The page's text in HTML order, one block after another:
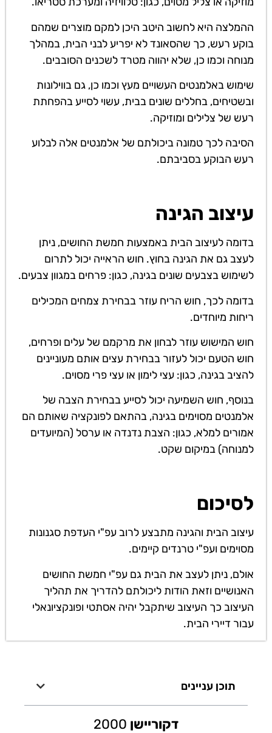
ההמלצה היא לחשוב היטב היכן למקם מוצרים שמהם
בוקע רעש, כך שהסאונד לא יפריע לבני הבית, במהלך
מנוחה וכמו כן, שלא יהווה מטרד לשכנים הסובבים.
שימוש באלמנטים העשויים מעץ וכמו כן, גם בווילונות
ובשטיחים, בחללים שונים בבית, עשוי לסייע בהפחתת
רעש של צלילים ומוזיקה.
הסיבה לכך טמונה ביכולתם של אלמנטים אלה לבלוע
רעש הבוקע בסביבתם.
עיצוב הגינה
בדומה לעיצוב הבית באמצעות חמשת החושים, ניתן
לעצב גם את הגינה בחוץ. חוש הראייה יכול לתרום
לשימוש בצבעים שונים בגינה, כגון: פרחים במגוון צבעים.
בדומה לכך, חוש הריח עוזר בבחירת צמחים המכילים
ריחות מיוחדים.
חוש המישוש עוזר לבחון את מרקמם של עלים ופרחים,
חוש הטעם יכול לעזור בבחירת עצים אותם מעוניינים
להציב בגינה, כגון: עצי לימון או עצי פרי מסוים.
בנוסף, חוש השמיעה יכול לסייע בבחירת הצבה של
אלמנטים מסוימים בגינה, בהתאם לפונקציה שאותם הם
אמורים למלא, כגון: הצבת נדנדה או ערסל (המיועדים
למנוחה) במיקום שקט.
לסיכום
עיצוב הבית והגינה מתבצע לרוב עפ"י העדפת סגנונות
מסוימים ועפ"י טרנדים קיימים.
אולם, ניתן לעצב את הבית גם עפ"י חמשת החושים
האנושיים וזאת הודות ליכולתם להדריך את תהליך
העיצוב כך העיצוב שיתקבל יהיה אסתטי ופונקציונאלי
עבור דיירי הבית.
תוכן עניינים
דקוריישן 2000